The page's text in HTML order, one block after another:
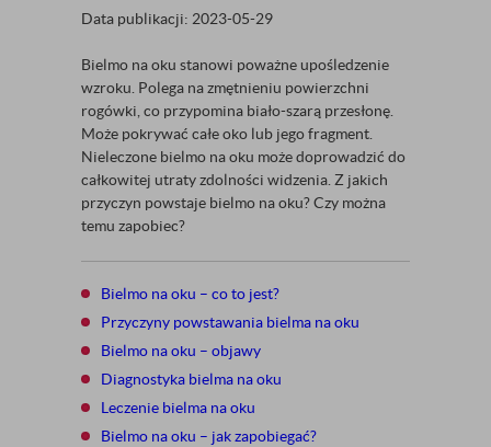
Data publikacji: 2023-05-29
Bielmo na oku stanowi poważne upośledzenie
wzroku. Polega na zmętnieniu powierzchni
rogówki, co przypomina biało-szarą przesłonę.
Może pokrywać całe oko lub jego fragment.
Nieleczone bielmo na oku może doprowadzić do
całkowitej utraty zdolności widzenia. Z jakich
przyczyn powstaje bielmo na oku? Czy można
temu zapobiec?
Bielmo na oku – co to jest?
Przyczyny powstawania bielma na oku
Bielmo na oku – objawy
Diagnostyka bielma na oku
Leczenie bielma na oku
Bielmo na oku – jak zapobiegać?